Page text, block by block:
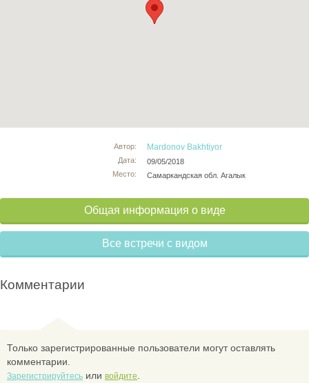
Автор:
Дата:
Место:
Mardonov Bakhtiyor
09/05/2018
Самаркандская обл. Агалык
Общая информация о виде
Все встречи с видом
Комментарии
Только зарегистрированные пользователи могут оставлять
комментарии.
Зарегистрируйтесь или войдите